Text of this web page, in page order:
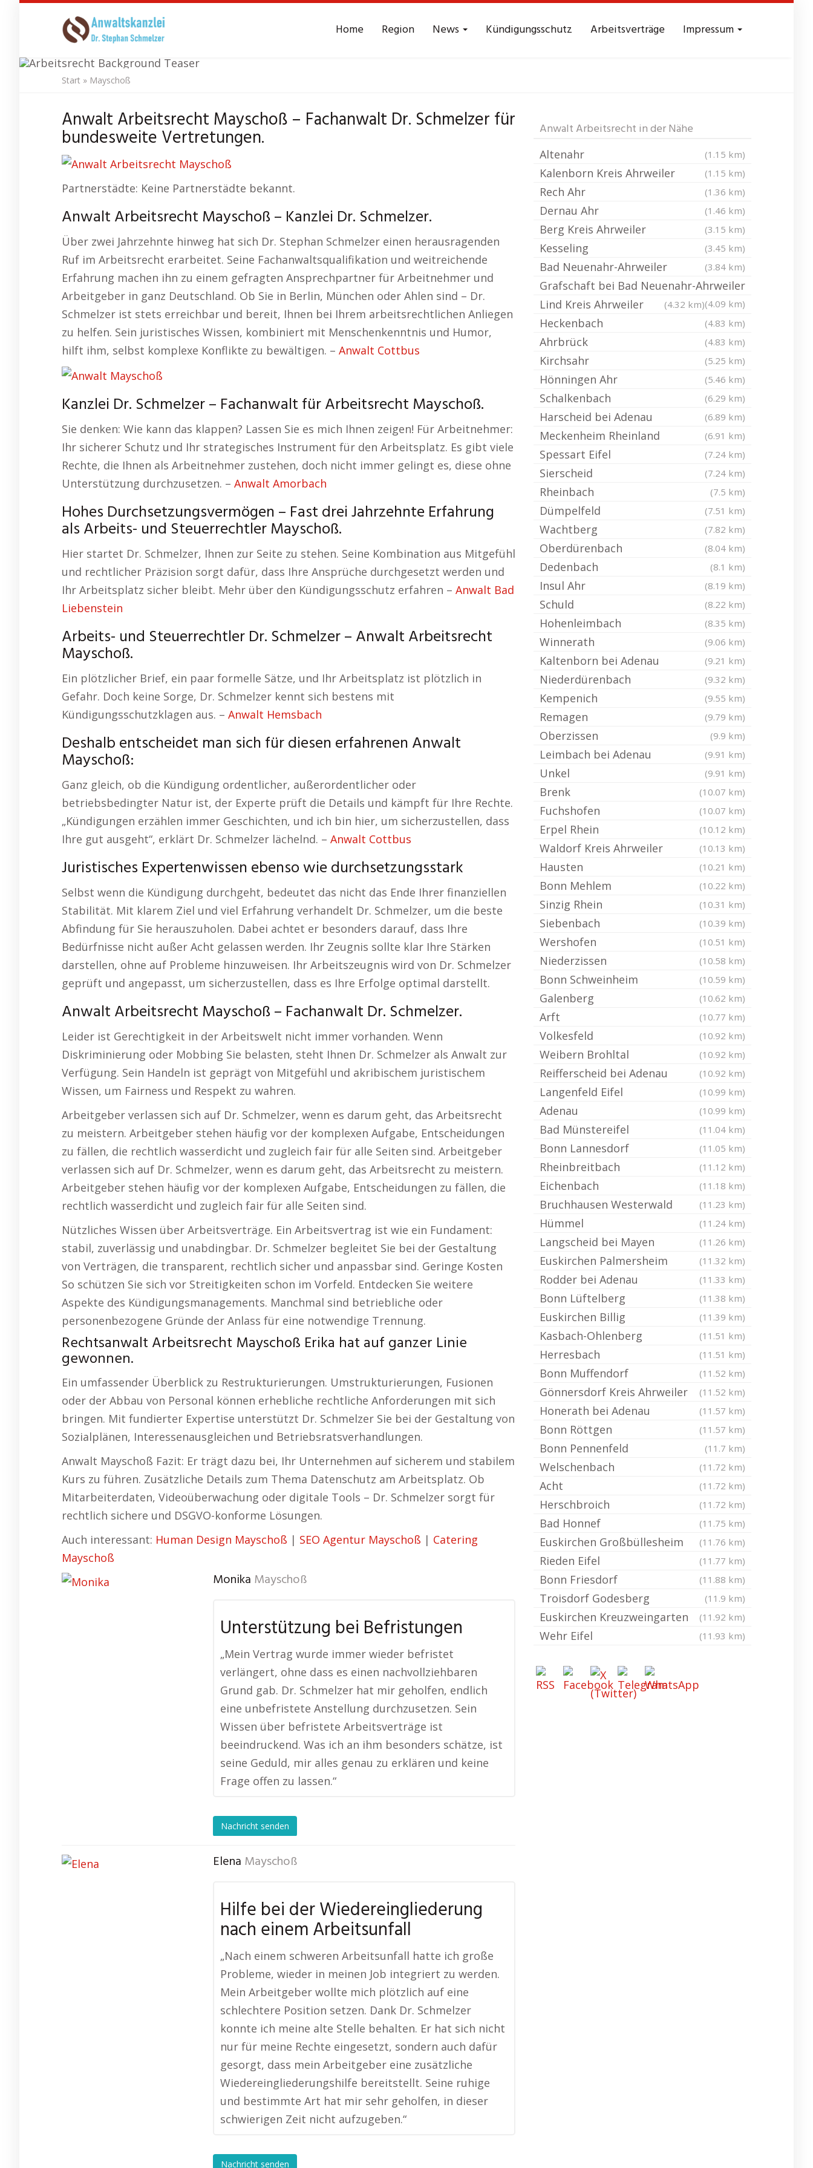
content
Home Region News Kündigungsschutz Arbeitsverträge Impressum
Anwalt Arbeitsrecht Mayschoß
Start » Mayschoß
Anwalt Arbeitsrecht Mayschoß – Fachanwalt Dr. Schmelzer für
bundesweite Vertretungen.
Partnerstädte: Keine Partnerstädte bekannt.
Anwalt Arbeitsrecht Mayschoß – Kanzlei Dr. Schmelzer.
Über zwei Jahrzehnte hinweg hat sich Dr. Stephan Schmelzer einen herausragenden
Ruf im Arbeitsrecht erarbeitet. Seine Fachanwaltsqualifikation und weitreichende
Erfahrung machen ihn zu einem gefragten Ansprechpartner für Arbeitnehmer und
Arbeitgeber in ganz Deutschland. Ob Sie in Berlin, München oder Ahlen sind – Dr.
Schmelzer ist stets erreichbar und bereit, Ihnen bei Ihrem arbeitsrechtlichen Anliegen
zu helfen. Sein juristisches Wissen, kombiniert mit Menschenkenntnis und Humor,
hilft ihm, selbst komplexe Konflikte zu bewältigen. – Anwalt Cottbus
Kanzlei Dr. Schmelzer – Fachanwalt für Arbeitsrecht Mayschoß.
Sie denken: Wie kann das klappen? Lassen Sie es mich Ihnen zeigen! Für Arbeitnehmer:
Ihr sicherer Schutz und Ihr strategisches Instrument für den Arbeitsplatz. Es gibt viele
Rechte, die Ihnen als Arbeitnehmer zustehen, doch nicht immer gelingt es, diese ohne
Unterstützung durchzusetzen. – Anwalt Amorbach
Hohes Durchsetzungsvermögen – Fast drei Jahrzehnte Erfahrung
als Arbeits- und Steuerrechtler Mayschoß.
Hier startet Dr. Schmelzer, Ihnen zur Seite zu stehen. Seine Kombination aus Mitgefühl
und rechtlicher Präzision sorgt dafür, dass Ihre Ansprüche durchgesetzt werden und
Ihr Arbeitsplatz sicher bleibt. Mehr über den Kündigungsschutz erfahren – Anwalt Bad
Liebenstein
Arbeits- und Steuerrechtler Dr. Schmelzer – Anwalt Arbeitsrecht
Mayschoß.
Ein plötzlicher Brief, ein paar formelle Sätze, und Ihr Arbeitsplatz ist plötzlich in
Gefahr. Doch keine Sorge, Dr. Schmelzer kennt sich bestens mit
Kündigungsschutzklagen aus. – Anwalt Hemsbach
Deshalb entscheidet man sich für diesen erfahrenen Anwalt
Mayschoß:
Ganz gleich, ob die Kündigung ordentlicher, außerordentlicher oder
betriebsbedingter Natur ist, der Experte prüft die Details und kämpft für Ihre Rechte.
„Kündigungen erzählen immer Geschichten, und ich bin hier, um sicherzustellen, dass
Ihre gut ausgeht“, erklärt Dr. Schmelzer lächelnd. – Anwalt Cottbus
Juristisches Expertenwissen ebenso wie durchsetzungsstark
Selbst wenn die Kündigung durchgeht, bedeutet das nicht das Ende Ihrer finanziellen
Stabilität. Mit klarem Ziel und viel Erfahrung verhandelt Dr. Schmelzer, um die beste
Abfindung für Sie herauszuholen. Dabei achtet er besonders darauf, dass Ihre
Bedürfnisse nicht außer Acht gelassen werden. Ihr Zeugnis sollte klar Ihre Stärken
darstellen, ohne auf Probleme hinzuweisen. Ihr Arbeitszeugnis wird von Dr. Schmelzer
geprüft und angepasst, um sicherzustellen, dass es Ihre Erfolge optimal darstellt.
Anwalt Arbeitsrecht Mayschoß – Fachanwalt Dr. Schmelzer.
Leider ist Gerechtigkeit in der Arbeitswelt nicht immer vorhanden. Wenn
Diskriminierung oder Mobbing Sie belasten, steht Ihnen Dr. Schmelzer als Anwalt zur
Verfügung. Sein Handeln ist geprägt von Mitgefühl und akribischem juristischem
Wissen, um Fairness und Respekt zu wahren.
Arbeitgeber verlassen sich auf Dr. Schmelzer, wenn es darum geht, das Arbeitsrecht
zu meistern. Arbeitgeber stehen häufig vor der komplexen Aufgabe, Entscheidungen
zu fällen, die rechtlich wasserdicht und zugleich fair für alle Seiten sind. Arbeitgeber
verlassen sich auf Dr. Schmelzer, wenn es darum geht, das Arbeitsrecht zu meistern.
Arbeitgeber stehen häufig vor der komplexen Aufgabe, Entscheidungen zu fällen, die
rechtlich wasserdicht und zugleich fair für alle Seiten sind.
Nützliches Wissen über Arbeitsverträge. Ein Arbeitsvertrag ist wie ein Fundament:
stabil, zuverlässig und unabdingbar. Dr. Schmelzer begleitet Sie bei der Gestaltung
von Verträgen, die transparent, rechtlich sicher und anpassbar sind. Geringe Kosten
So schützen Sie sich vor Streitigkeiten schon im Vorfeld. Entdecken Sie weitere
Aspekte des Kündigungsmanagements. Manchmal sind betriebliche oder
personenbezogene Gründe der Anlass für eine notwendige Trennung.
Rechtsanwalt Arbeitsrecht Mayschoß Erika hat auf ganzer Linie
gewonnen.
Ein umfassender Überblick zu Restrukturierungen. Umstrukturierungen, Fusionen
oder der Abbau von Personal können erhebliche rechtliche Anforderungen mit sich
bringen. Mit fundierter Expertise unterstützt Dr. Schmelzer Sie bei der Gestaltung von
Sozialplänen, Interessenausgleichen und Betriebsratsverhandlungen.
Anwalt Mayschoß Fazit: Er trägt dazu bei, Ihr Unternehmen auf sicherem und stabilem
Kurs zu führen. Zusätzliche Details zum Thema Datenschutz am Arbeitsplatz. Ob
Mitarbeiterdaten, Videoüberwachung oder digitale Tools – Dr. Schmelzer sorgt für
rechtlich sichere und DSGVO-konforme Lösungen.
Auch interessant: Human Design Mayschoß | SEO Agentur Mayschoß | Catering
Mayschoß
Monika Mayschoß
Unterstützung bei Befristungen
„Mein Vertrag wurde immer wieder befristet
verlängert, ohne dass es einen nachvollziehbaren
Grund gab. Dr. Schmelzer hat mir geholfen, endlich
eine unbefristete Anstellung durchzusetzen. Sein
Wissen über befristete Arbeitsverträge ist
beeindruckend. Was ich an ihm besonders schätze, ist
seine Geduld, mir alles genau zu erklären und keine
Frage offen zu lassen.“
Nachricht senden
Elena Mayschoß
Hilfe bei der Wiedereingliederung
nach einem Arbeitsunfall
„Nach einem schweren Arbeitsunfall hatte ich große
Probleme, wieder in meinen Job integriert zu werden.
Mein Arbeitgeber wollte mich plötzlich auf eine
schlechtere Position setzen. Dank Dr. Schmelzer
konnte ich meine alte Stelle behalten. Er hat sich nicht
nur für meine Rechte eingesetzt, sondern auch dafür
gesorgt, dass mein Arbeitgeber eine zusätzliche
Wiedereingliederungshilfe bereitstellt. Seine ruhige
und bestimmte Art hat mir sehr geholfen, in dieser
schwierigen Zeit nicht aufzugeben.“
Nachricht senden
Anwalt Arbeitsrecht in der Nähe
Altenahr (1.15 km)
Kalenborn Kreis Ahrweiler (1.15 km)
Rech Ahr (1.36 km)
Dernau Ahr (1.46 km)
Berg Kreis Ahrweiler (3.15 km)
Kesseling (3.45 km)
Bad Neuenahr-Ahrweiler (3.84 km)
Grafschaft bei Bad Neuenahr-Ahrweiler
(4.09 km)
Lind Kreis Ahrweiler (4.32 km)
Heckenbach (4.83 km)
Ahrbrück (4.83 km)
Kirchsahr (5.25 km)
Hönningen Ahr (5.46 km)
Schalkenbach (6.29 km)
Harscheid bei Adenau (6.89 km)
Meckenheim Rheinland (6.91 km)
Spessart Eifel (7.24 km)
Sierscheid (7.24 km)
Rheinbach (7.5 km)
Dümpelfeld (7.51 km)
Wachtberg (7.82 km)
Oberdürenbach (8.04 km)
Dedenbach (8.1 km)
Insul Ahr (8.19 km)
Schuld (8.22 km)
Hohenleimbach (8.35 km)
Winnerath (9.06 km)
Kaltenborn bei Adenau (9.21 km)
Niederdürenbach (9.32 km)
Kempenich (9.55 km)
Remagen (9.79 km)
Oberzissen (9.9 km)
Leimbach bei Adenau (9.91 km)
Unkel (9.91 km)
Brenk (10.07 km)
Fuchshofen (10.07 km)
Erpel Rhein (10.12 km)
Waldorf Kreis Ahrweiler (10.13 km)
Hausten (10.21 km)
Bonn Mehlem (10.22 km)
Sinzig Rhein (10.31 km)
Siebenbach (10.39 km)
Wershofen (10.51 km)
Niederzissen (10.58 km)
Bonn Schweinheim (10.59 km)
Galenberg (10.62 km)
Arft (10.77 km)
Volkesfeld (10.92 km)
Weibern Brohltal (10.92 km)
Reifferscheid bei Adenau (10.92 km)
Langenfeld Eifel (10.99 km)
Adenau (10.99 km)
Bad Münstereifel (11.04 km)
Bonn Lannesdorf (11.05 km)
Rheinbreitbach (11.12 km)
Eichenbach (11.18 km)
Bruchhausen Westerwald (11.23 km)
Hümmel (11.24 km)
Langscheid bei Mayen (11.26 km)
Euskirchen Palmersheim (11.32 km)
Rodder bei Adenau (11.33 km)
Bonn Lüftelberg (11.38 km)
Euskirchen Billig (11.39 km)
Kasbach-Ohlenberg (11.51 km)
Herresbach (11.51 km)
Bonn Muffendorf (11.52 km)
Gönnersdorf Kreis Ahrweiler (11.52 km)
Honerath bei Adenau (11.57 km)
Bonn Röttgen (11.57 km)
Bonn Pennenfeld (11.7 km)
Welschenbach (11.72 km)
Acht (11.72 km)
Herschbroich (11.72 km)
Bad Honnef (11.75 km)
Euskirchen Großbüllesheim (11.76 km)
Rieden Eifel (11.77 km)
Bonn Friesdorf (11.88 km)
Troisdorf Godesberg (11.9 km)
Euskirchen Kreuzweingarten (11.92 km)
Wehr Eifel (11.93 km)